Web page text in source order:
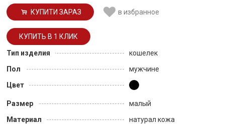
КУПИТИ ЗАРАЗ в избранное
Тип изделия
кошелек
Пол
мужчине
Цвет
Размер
малый
Материал
натурал кожа